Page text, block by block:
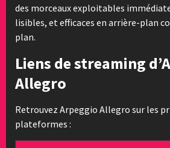
des morceaux exploitables
lisibles, et efficaces en arrière-plan
plan.
Liens de streaming
Allegro
Retrouvez Arpeggio Allegro sur les
plateformes :